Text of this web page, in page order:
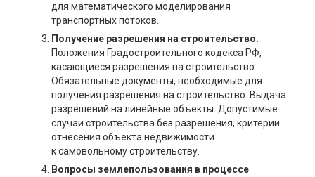
для математического моделирования
транспортных потоков.
Получение разрешения на строительство.
Положения Градостроительного кодекса РФ,
касающиеся разрешения на строительство.
Обязательные документы, необходимые для
получения разрешения на строительство. Выдача
разрешений на линейные объекты. Допустимые
случаи строительства без разрешения, критерии
отнесения объекта недвижимости
к самовольному строительству.
Вопросы землепользования в процессе